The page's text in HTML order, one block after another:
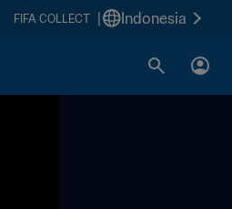
FIFA COLLECT Indonesia